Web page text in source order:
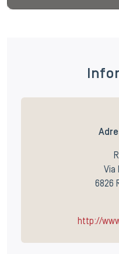
Via
6826
http://